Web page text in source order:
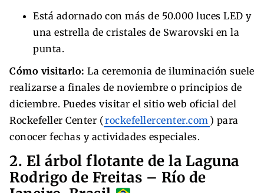
Está adornado con más de 50.000 luces LED y
una estrella de cristales de Swarovski en la
punta.
Cómo visitarlo: La ceremonia de iluminación suele
realizarse a finales de noviembre o principios de
diciembre. Puedes visitar el sitio web oficial del
Rockefeller Center (rockefellercenter.com ) para
conocer fechas y actividades especiales.
2. El árbol flotante de la Laguna
Rodrigo de Freitas – Río de